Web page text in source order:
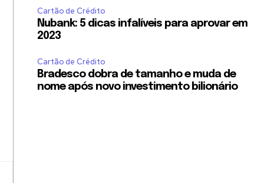
Cartão de Crédito
Nubank: 5 dicas infalíveis para aprovar em
2023
Cartão de Crédito
Bradesco dobra de tamanho e muda de
nome após novo investimento bilionário